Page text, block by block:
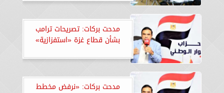
مدحت بركات: تصريحات ترامب
بشأن قطاع غزة «استفزازية»
مدحت بركات: «نرفض مخطط